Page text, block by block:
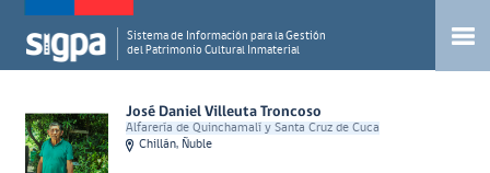
Sistema de Información para la Gestión
del Patrimonio Cultural Inmaterial
José Daniel Villeuta Troncoso
Alfarería de Quinchamalí y Santa Cruz de Cuca
Chillán, Ñuble